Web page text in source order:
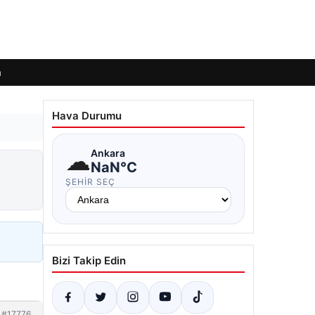
Hava Durumu
☁Ankara
NaN°C
ŞEHIR SEÇ
Bizi Takip Edin